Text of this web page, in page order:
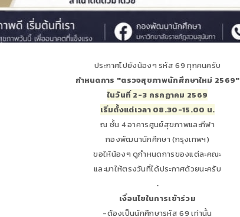
ประกาศไปยังน้องๆ รหัส 69 ทุกคนครับ
กำหนดการ "ตรวจสุขภาพนักศึกษาใหม่ 2569"
ในวันที่ 2-3 กรกฏาคม 2569
เริ่มตั้งแต่เวลา 08.30-15.00 น.
ณ ชั้น 4 อาคารศูนย์สุขภาพและกีฬา
กองพัฒนานักศึกษา (กรุงเทพฯ)
ขอให้น้องๆ ดูกำหนดการของแต่ละคณะ
และมาให้ตรงวันที่ได้ประกาศด้วยนะครับ
.
เงื่อนไขในการเข้าร่วม
-ต้องเป็นนักศึกษารหัส 69 เท่านั้น